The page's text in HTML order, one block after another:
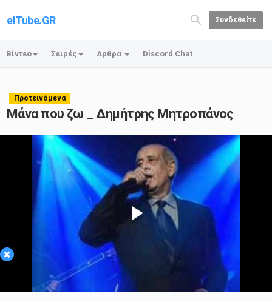
elTube.GR Συνδεθείτε
Βίντεο Σειρές Αρθρα Discord Chat
Προτεινόμενα
Μάνα που ζω _ Δημήτρης Μητροπάνος
×
Play
Video